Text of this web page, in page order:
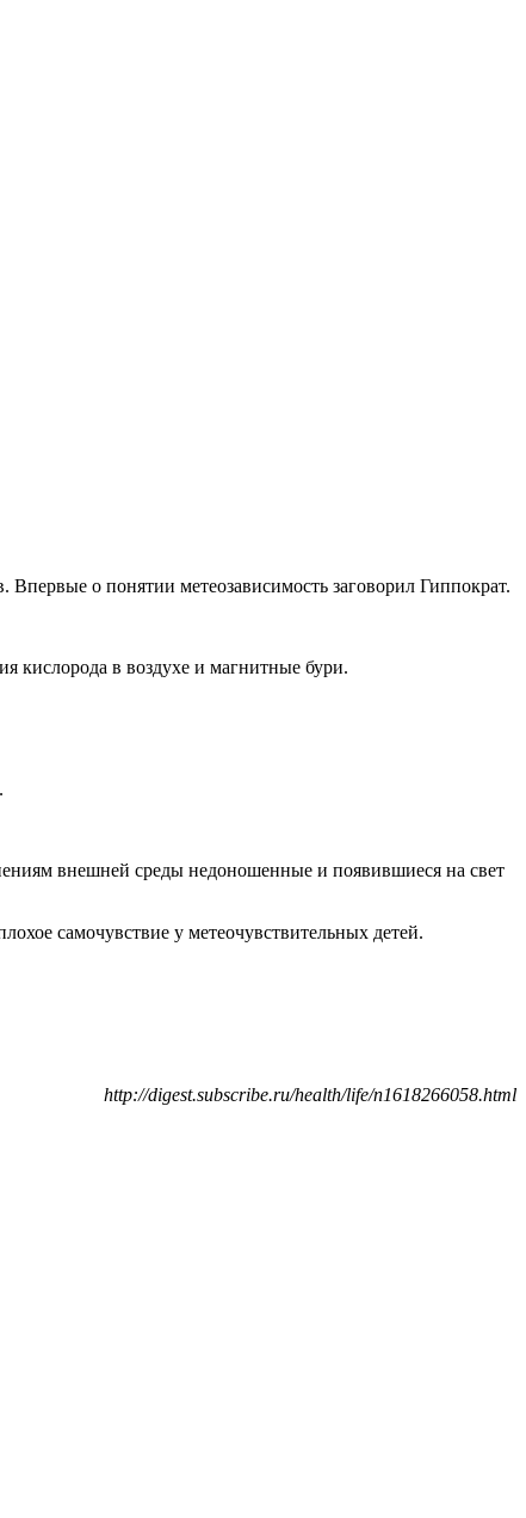
о понятии метеозависимость заговорил Гиппократ.
кислорода в воздухе и магнитные бури.
внешней среды недоношенные и появившиеся на свет
самочувствие у метеочувствительных детей.
http://digest.subscribe.ru/health/life/n1618266058.html